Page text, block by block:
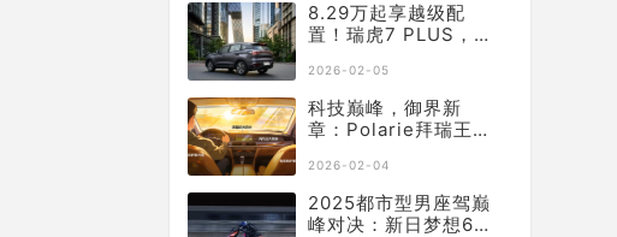
8.29万起享越级配
置！瑞虎7 PLUS，让
2026-02-05
科技巅峰，御界新
章：Polarie拜瑞王者
膜行业标准
2026-02-04
2025都市型男座驾巅
峰对决：新日梦想6何